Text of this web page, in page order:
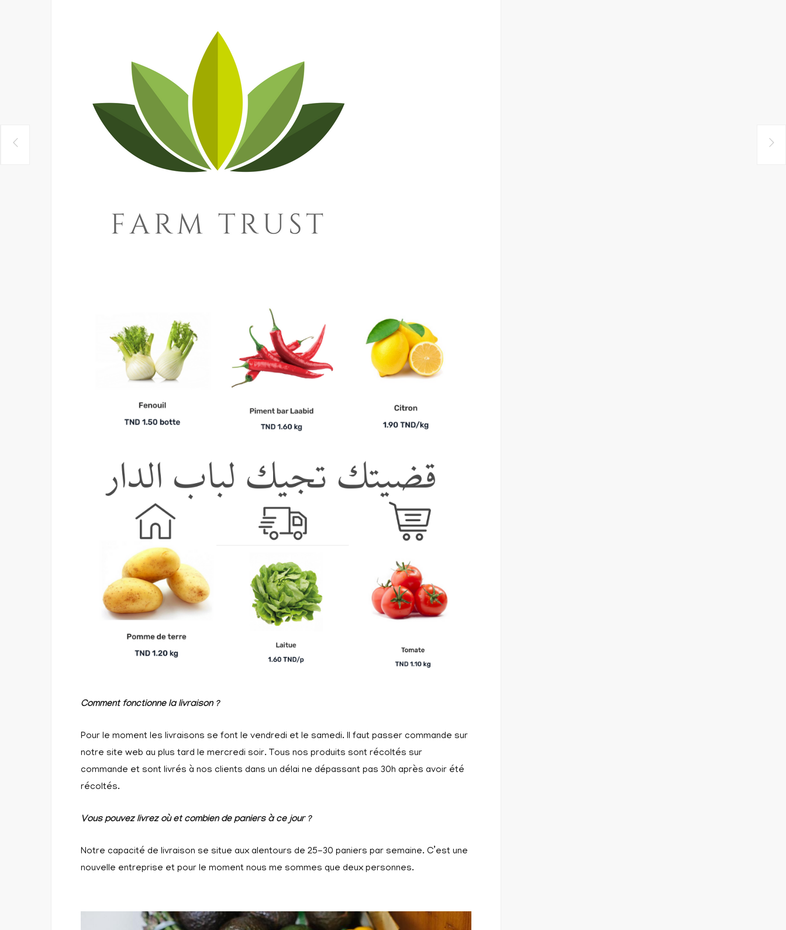
Comment fonctionne la livraison ?
Pour le moment les livraisons se font le vendredi et le samedi. Il faut passer commande sur
notre site web au plus tard le mercredi soir. Tous nos produits sont récoltés sur
commande et sont livrés à nos clients dans un délai ne dépassant pas 30h après avoir été
récoltés.
Vous pouvez livrez où et combien de paniers à ce jour ?
Notre capacité de livraison se situe aux alentours de 25-30 paniers par semaine. C’est une
nouvelle entreprise et pour le moment nous me sommes que deux personnes.